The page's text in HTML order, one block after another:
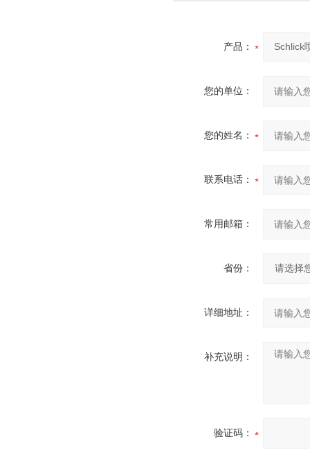
产品：
您的单位：
您的姓名：
联系电话：
常用邮箱：
省份：
详细地址：
补充说明：
验证码：